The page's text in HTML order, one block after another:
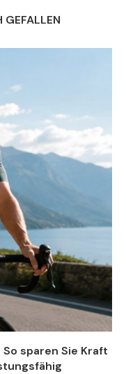
GEFALLEN
sparen Sie Kraft